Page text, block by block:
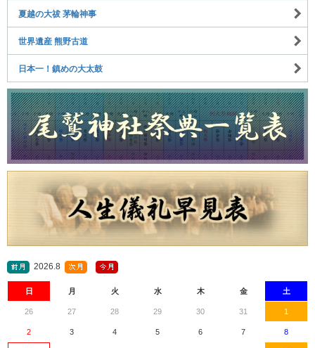
夏越の大祓 茅輪神事
世界遺産 熊野古道
日本一！鎮めの大太鼓
2026.8
日 月 火 水 木 金 土
26 27 28 29 30 31 1
2 3 4 5 6 7 8